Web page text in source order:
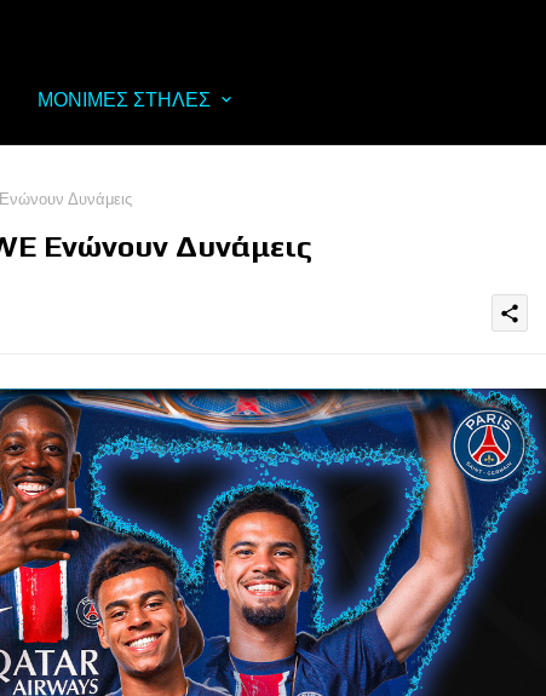
ΜΟΝΙΜΕΣ ΣΤΗΛΕΣ
Δυνάμεις
Ενώνουν Δυνάμεις
share